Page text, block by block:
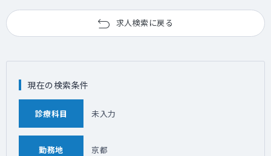
求人検索に戻る
現在の検索条件
診療科目 未入力
勤務地 京都